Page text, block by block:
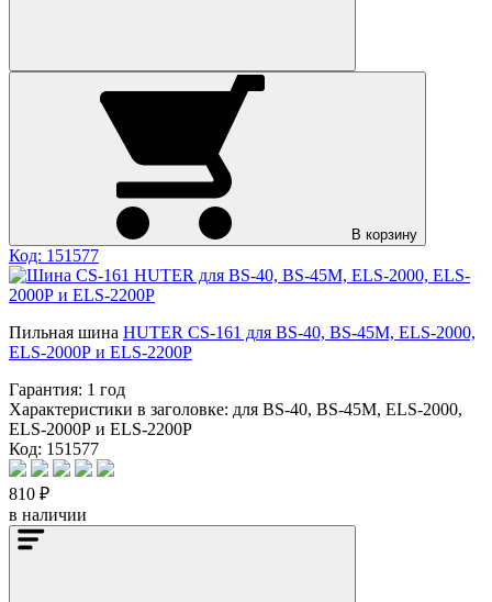
В корзину
Код: 151577
Пильная шина HUTER CS-161 для BS-40, BS-45M, ELS-2000,
ELS-2000Р и ELS-2200Р
Гарантия: 1 год
Характеристики в заголовке: для BS-40, BS-45M, ELS-2000,
ELS-2000Р и ELS-2200Р
Код: 151577
810 ₽
в наличии